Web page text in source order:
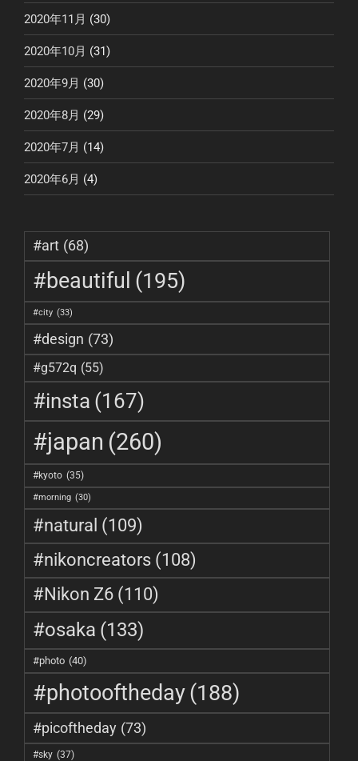
2020年11月 (30)
2020年10月 (31)
2020年9月 (30)
2020年8月 (29)
2020年7月 (14)
2020年6月 (4)
#art (68)
#beautiful (195)
#city (33)
#design (73)
#g572q (55)
#insta (167)
#japan (260)
#kyoto (35)
#morning (30)
#natural (109)
#nikoncreators (108)
#Nikon Z6 (110)
#osaka (133)
#photo (40)
#photooftheday(188)
#picoftheday (73)
#sky (37)